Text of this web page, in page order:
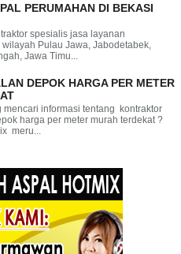
PERUMAHAN DI BEKASI
spesialis jasa layanan
Pulau Jawa, Jabodetabek,
Jawa Timu...
DEPOK HARGA PER METER
mencari informasi tentang kontraktor
harga per meter murah terdekat ?
meru...